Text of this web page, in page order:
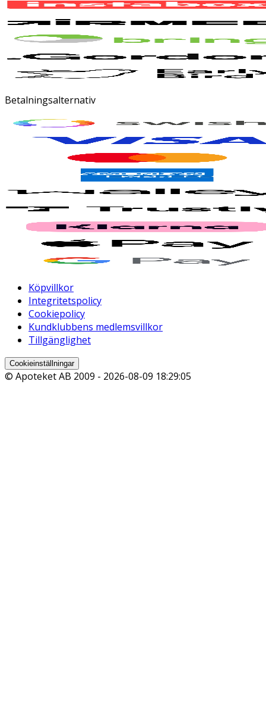
Betalningsalternativ
Köpvillkor
Integritetspolicy
Cookiepolicy
Kundklubbens medlemsvillkor
Tillgänglighet
Cookieinställningar
© Apoteket AB 2009 - 2026-08-09 18:29:05